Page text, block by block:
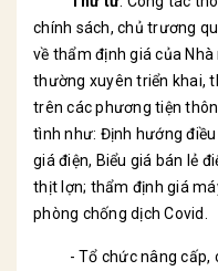
chính sách, chủ trương
về thẩm định giá của
thường xuyên triển khai,
trên các phương tiện
tình như: Định hướng
giá điện, Biểu giá bán lẻ
thịt lợn; thẩm định giá
phòng chống dịch Covid.
- Tổ chức nâng cấp,